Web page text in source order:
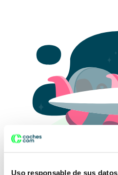
Uso responsable de sus datos